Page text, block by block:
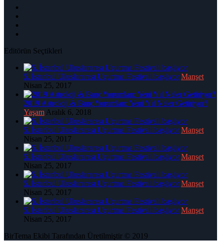
Editörün Seçtikleri
5. İstanbul Uluslararası Uçurtma Festivali başlıyor Manşet
Nisan 25, 2017
2019 Astroloji & Burç Yorumları: Yeni Yıl Neler Getiriyor?
Yaşam Aralık 6, 2018
5. İstanbul Uluslararası Uçurtma Festivali başlıyor Manşet
Nisan 25, 2017
5. İstanbul Uluslararası Uçurtma Festivali başlıyor Manşet
Nisan 25, 2017
5. İstanbul Uluslararası Uçurtma Festivali başlıyor Manşet
Nisan 25, 2017
5. İstanbul Uluslararası Uçurtma Festivali başlıyor Manşet
Nisan 25, 2017
BirTema Ekibi Tarafından Üretilmiştir © 2019